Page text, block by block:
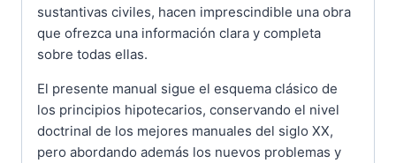
sustantivas civiles, hacen imprescindible una obra
que ofrezca una información clara y completa
sobre todas ellas.
El presente manual sigue el esquema clásico de
los principios hipotecarios, conservando el nivel
doctrinal de los mejores manuales del siglo XX,
pero abordando además los nuevos problemas y